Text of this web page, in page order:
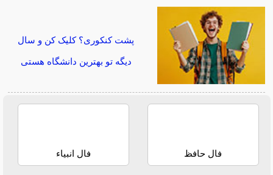
پشت کنکوری؟ کلیک کن و سال
دیگه تو بهترین دانشگاه هستی
فال حافظ فال انبیاء